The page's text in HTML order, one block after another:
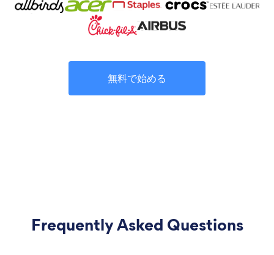
無料で始める
Frequently Asked Questions